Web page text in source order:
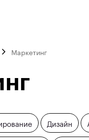
Маркетинг
Дизайн